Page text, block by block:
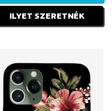
ILYET SZERETNÉK